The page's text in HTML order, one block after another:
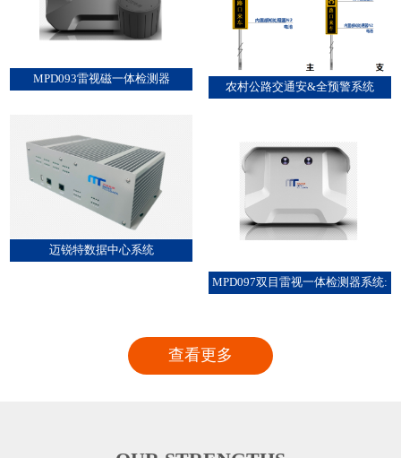
MPD093雷视磁一体检测器
农村公路交通安&全预警系统
迈锐特数据中心系统
MPD097双目雷视一体检测器系统:
查看更多